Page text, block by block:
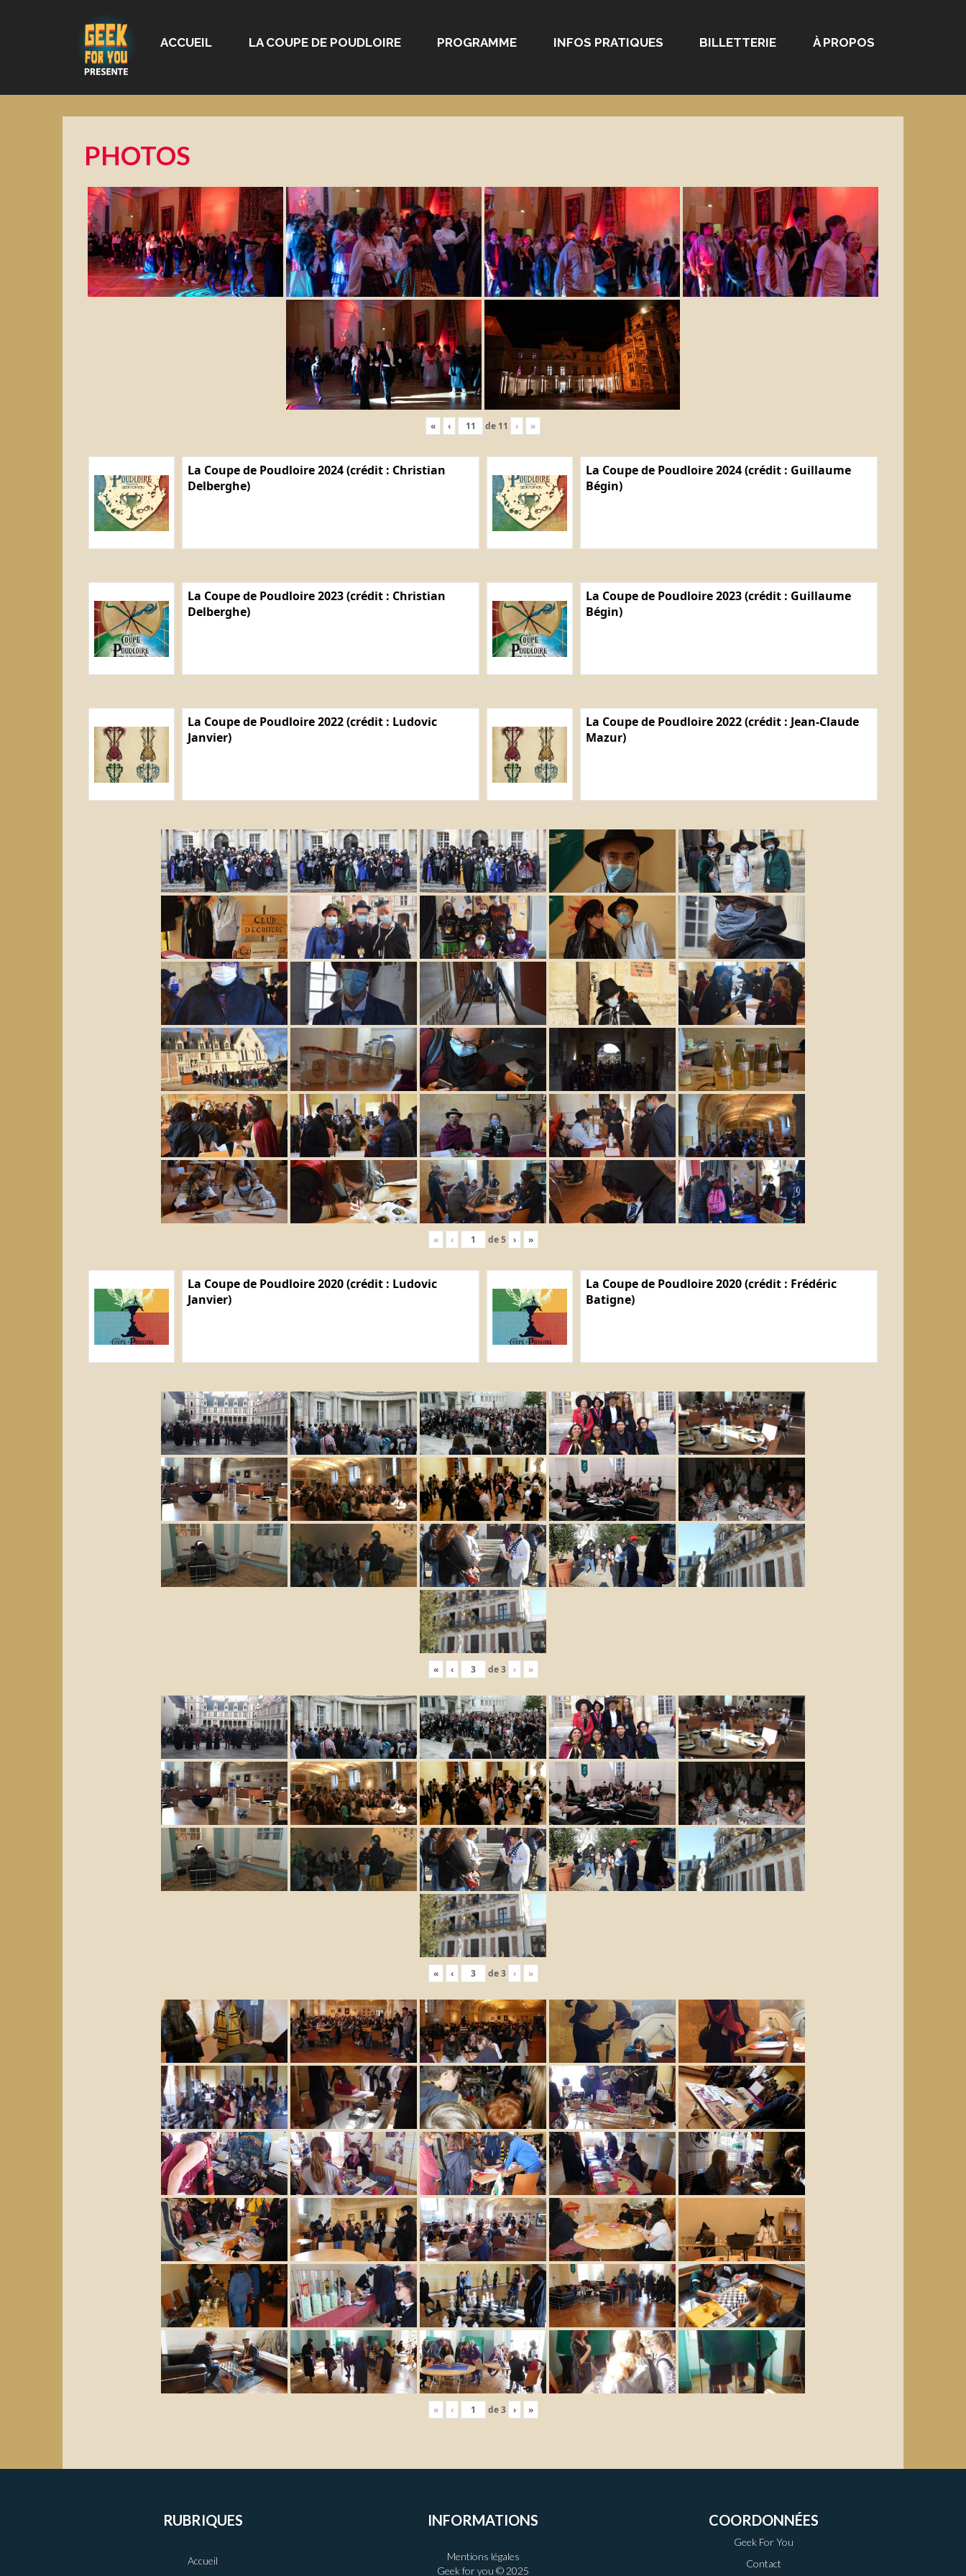
ACCUEIL LA COUPE DE POUDLOIRE PROGRAMME INFOS PRATIQUES BILLETTERIE À PROPOS
PHOTOS
« ‹ de 11 › »
La Coupe de Poudloire 2024 (crédit : Christian
Delberghe)
La Coupe de Poudloire 2024 (crédit : Guillaume
Bégin)
La Coupe de Poudloire 2023 (crédit : Christian
Delberghe)
La Coupe de Poudloire 2023 (crédit : Guillaume
Bégin)
La Coupe de Poudloire 2022 (crédit : Ludovic
Janvier)
La Coupe de Poudloire 2022 (crédit : Jean-Claude
Mazur)
« ‹ de5 › »
La Coupe de Poudloire 2020 (crédit : Ludovic
Janvier)
La Coupe de Poudloire 2020 (crédit : Frédéric
Batigne)
« ‹ de3 › »
« ‹ de3 › »
« ‹ de3 › »
RUBRIQUES
Accueil
INFORMATIONS
Mentions légales
Geek for you © 2025
COORDONNÉES
Geek For You
Contact